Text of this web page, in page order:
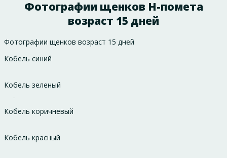
Фотографии щенков Н-помета
возраст 15 дней
Фотографии щенков возраст 15 дней
Кобель синий
Кобель зеленый
Кобель коричневый
Кобель красный